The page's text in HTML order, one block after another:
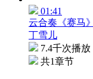
01:41
云合奏《赛马
丁雪儿
7.4千次播放
共1章节